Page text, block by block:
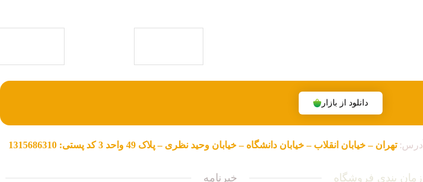
دانلود از بازار
آدرس:تهران – خیابان انقلاب – خیابان دانشگاه – خیابان وحید نظری – پلاک 49 واحد 3 کد پستی: 1315686310
زمان بندی فروشگاه خبرنامه